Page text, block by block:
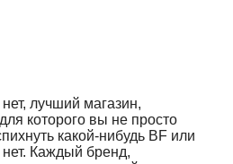
лучший магазин,
которого вы не просто
какой-нибудь BF или
Каждый бренд,